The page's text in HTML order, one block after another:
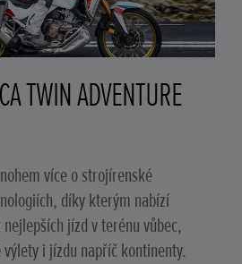
TWIN ADVENTURE
více o strojírenské
díky kterým nabízí
jízd v terénu vůbec,
i jízdu napříč kontinenty.